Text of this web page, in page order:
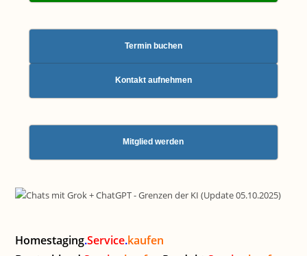
Termin buchen
Kontakt aufnehmen
Mitglied werden
Homestaging.Service.kaufen